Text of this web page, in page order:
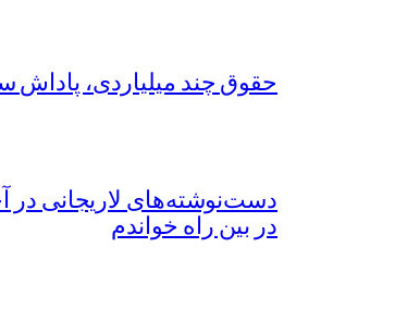
حقوق چند میلیاردی،
دست‌نوشته‌های لاریجانی در
در بین راه خواندم